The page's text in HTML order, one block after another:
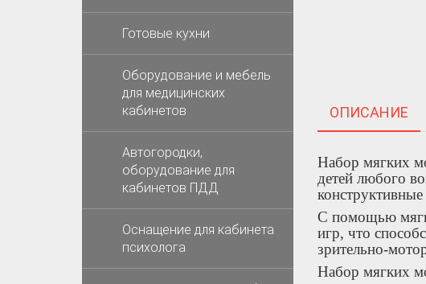
ОПИСАНИЕ
Набор мягких
детей любого
С помощью
игр, что
зрительно-
Набор мягких
Готовые кухни
Оборудование и мебель
для медицинских
кабинетов
Автогородки,
оборудование для
кабинетов ПДД
Оснащение для кабинета
психолога